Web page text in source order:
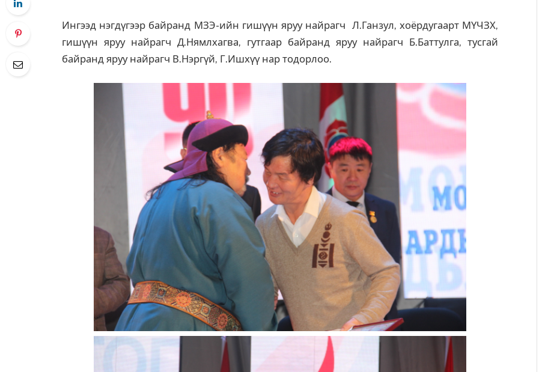
Ингээд нэгдүгээр байранд МЗЭ-ийн гишүүн яруу найрагч Л.Ганзул, хоёрдугаарт МҮЧЗХ,
гишүүн яруу найрагч Д.Нямлхагва, гутгаар байранд яруу найрагч Б.Баттулга, тусгай
байранд яруу найрагч В.Нэргүй, Г.Ишхүү нар тодорлоо.